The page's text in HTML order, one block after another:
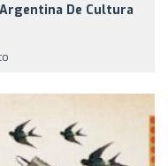
De Cultura